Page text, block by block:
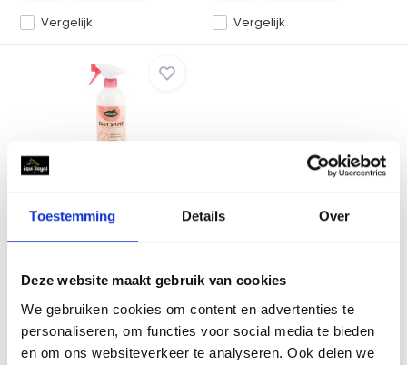
Toestemming Details Over
Deze website maakt gebruik van cookies
We gebruiken cookies om content en advertenties te
personaliseren, om functies voor social media te bieden
en om ons websiteverkeer te analyseren. Ook delen we
Vergelijk Vergelijk
Ravene Easy Shine Antiklit
Original - 75...
De Ravene Easy Shine 750 ml
biedt een snelle en ...
Op voorraad
€14,99